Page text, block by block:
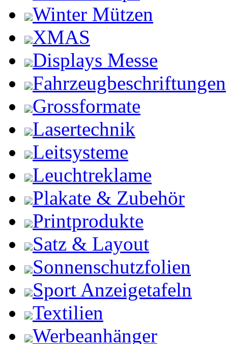
Winter Mützen
XMAS
Displays Messe
Fahrzeugbeschriftungen
Grossformate
Lasertechnik
Leitsysteme
Leuchtreklame
Plakate & Zubehör
Printprodukte
Satz & Layout
Sonnenschutzfolien
Sport Anzeigetafeln
Textilien
Werbeanhänger